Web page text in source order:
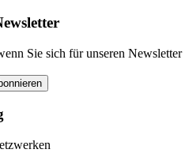
Sie sich für unseren Newsletter